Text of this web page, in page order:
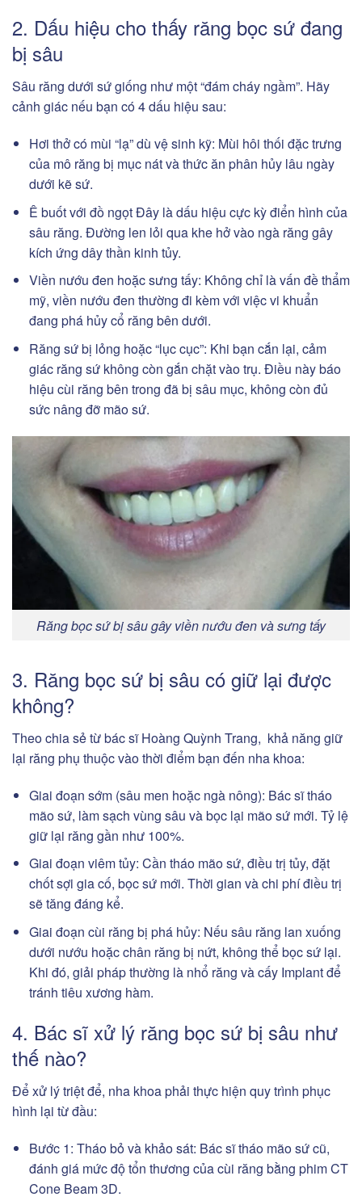
2. Dấu hiệu cho thấy răng bọc sứ đang
bị sâu
Sâu răng dưới sứ giống như một “đám cháy ngầm”. Hãy
cảnh giác nếu bạn có 4 dấu hiệu sau:
Hơi thở có mùi “lạ” dù vệ sinh kỹ: Mùi hôi thối đặc trưng
của mô răng bị mục nát và thức ăn phân hủy lâu ngày
dưới kẽ sứ.
Ê buốt với đồ ngọt Đây là dấu hiệu cực kỳ điển hình của
sâu răng. Đường len lỏi qua khe hở vào ngà răng gây
kích ứng dây thần kinh tủy.
Viền nướu đen hoặc sưng tấy: Không chỉ là vấn đề thẩm
mỹ, viền nướu đen thường đi kèm với việc vi khuẩn
đang phá hủy cổ răng bên dưới.
Răng sứ bị lỏng hoặc “lục cục”: Khi bạn cắn lại, cảm
giác răng sứ không còn gắn chặt vào trụ. Điều này báo
hiệu cùi răng bên trong đã bị sâu mục, không còn đủ
sức nâng đỡ mão sứ.
Răng bọc sứ bị sâu gây viền nướu đen và sưng tấy
3. Răng bọc sứ bị sâu có giữ lại được
không?
Theo chia sẻ từ bác sĩ Hoàng Quỳnh Trang, khả năng giữ
lại răng phụ thuộc vào thời điểm bạn đến nha khoa:
Giai đoạn sớm (sâu men hoặc ngà nông): Bác sĩ tháo
mão sứ, làm sạch vùng sâu và bọc lại mão sứ mới. Tỷ lệ
giữ lại răng gần như 100%.
Giai đoạn viêm tủy: Cần tháo mão sứ, điều trị tủy, đặt
chốt sợi gia cố, bọc sứ mới. Thời gian và chi phí điều trị
sẽ tăng đáng kể.
Giai đoạn cùi răng bị phá hủy: Nếu sâu răng lan xuống
dưới nướu hoặc chân răng bị nứt, không thể bọc sứ lại.
Khi đó, giải pháp thường là nhổ răng và cấy Implant để
tránh tiêu xương hàm.
4. Bác sĩ xử lý răng bọc sứ bị sâu như
thế nào?
Để xử lý triệt để, nha khoa phải thực hiện quy trình phục
hình lại từ đầu:
Bước 1: Tháo bỏ và khảo sát: Bác sĩ tháo mão sứ cũ,
đánh giá mức độ tổn thương của cùi răng bằng phim CT
Cone Beam 3D.